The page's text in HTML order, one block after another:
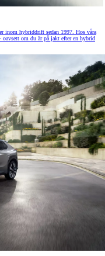
inom hybriddrift sedan 1997. Hos våra
oavsett om du är på jakt efter en hybrid